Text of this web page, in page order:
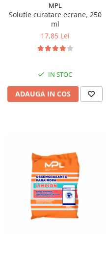
Saci de menaj
Sisteme mopuri preimpregnate
Sistem unica folosinta
Uscatoare maini
MPL
Solutie curatare ecrane, 250
ml
17,85 Lei
IN STOC
ADAUGA IN COS